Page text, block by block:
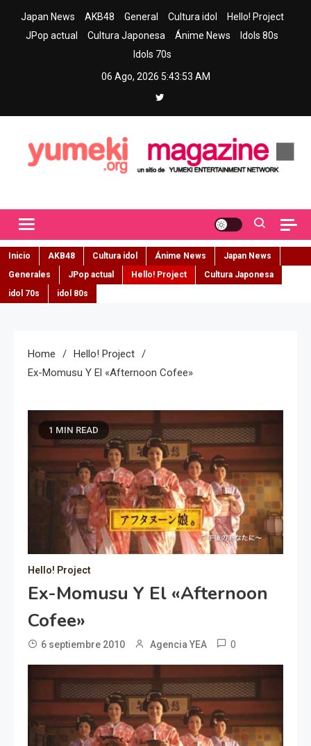
Japan News AKB48 General Cultura idol
Hello! Project
JPop actual
Cultura Japonesa Ánime News
Idols 80s
Idols 70s
06 Ago, 2026 5:43:54 AM
Inicio AKB48 Cultura idol Ánime News
Japan News
Generales
JPop actual Hello! Project
Cultura Japonesa
idol 70s
idol 80s
Home
Hello! Project
Ex-Momusu Y El «Afternoon Cofee»
1 MIN READ
Hello! Project
Ex-Momusu Y El «Afternoon
Cofee»
6 septiembre 2010 Agencia YEA 0